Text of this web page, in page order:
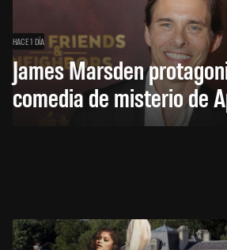
HACE 1 DÍA
James Marsden
comedia de misterio de